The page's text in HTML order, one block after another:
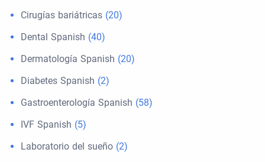
Cirugías bariátricas (20)
Dental Spanish (40)
Dermatología Spanish (20)
Diabetes Spanish (2)
Gastroenterología Spanish (58)
IVF Spanish (5)
Laboratorio del sueño (2)